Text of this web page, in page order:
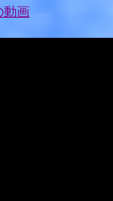
動画